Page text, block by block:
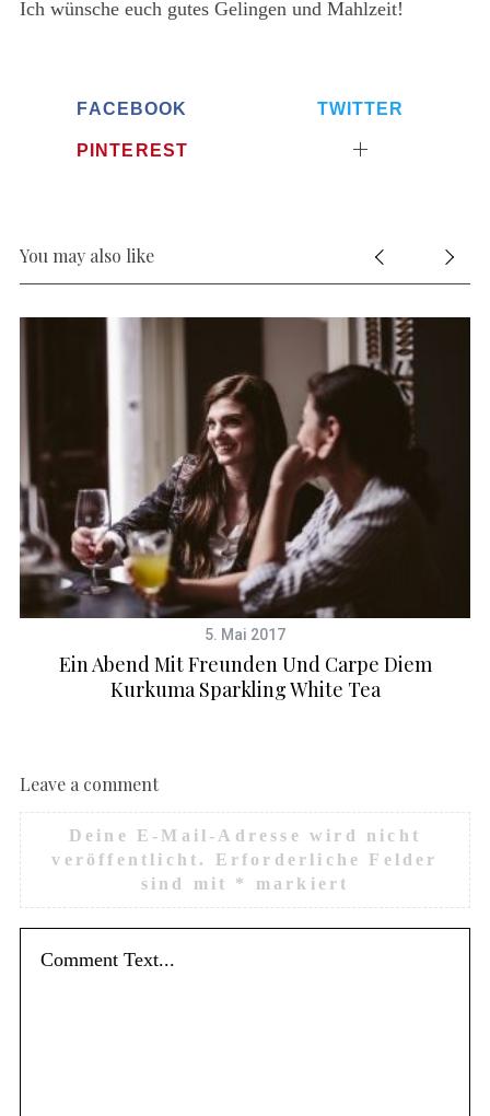
Ich wünsche euch gutes Gelingen und Mahlzeit!
FACEBOOK TWITTER
PINTEREST
You may also like
5. Mai 2017
Ein Abend Mit Freunden Und Carpe Diem
Kurkuma Sparkling White Tea
Leave a comment
Deine E-Mail-Adresse wird nicht
veröffentlicht.
Erforderliche Felder
sind mit * markiert
o